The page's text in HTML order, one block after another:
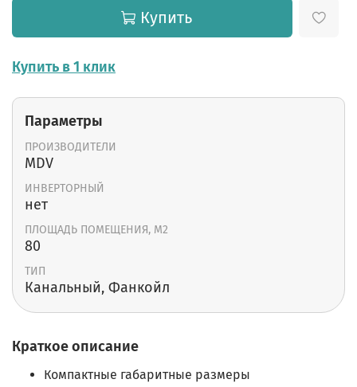
Купить
Купить в 1 клик
Параметры
ПРОИЗВОДИТЕЛИ
MDV
ИНВЕРТОРНЫЙ
нет
ПЛОЩАДЬ ПОМЕЩЕНИЯ, М2
80
ТИП
Канальный, Фанкойл
Краткое описание
Компактные габаритные размеры